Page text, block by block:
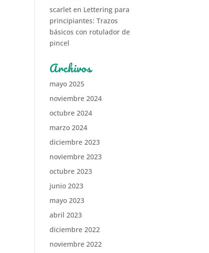
scarlet en Lettering para
principiantes: Trazos
básicos con rotulador de
pincel
Archivos
mayo 2025
noviembre 2024
octubre 2024
marzo 2024
diciembre 2023
noviembre 2023
octubre 2023
junio 2023
mayo 2023
abril 2023
diciembre 2022
noviembre 2022